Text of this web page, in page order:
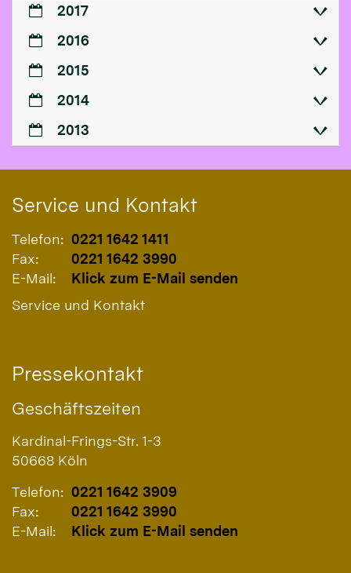
2017
2016
2015
2014
2013
Service und Kontakt
Telefon: 0221 1642 1411
Fax:
0221 1642 3990
E-Mail:
Klick zum E-Mail senden
Service und Kontakt
Pressekontakt
Geschäftszeiten
Kardinal-Frings-Str. 1-3
50668 Köln
Telefon: 0221 1642 3909
Fax:
0221 1642 3990
E-Mail:
Klick zum E-Mail senden